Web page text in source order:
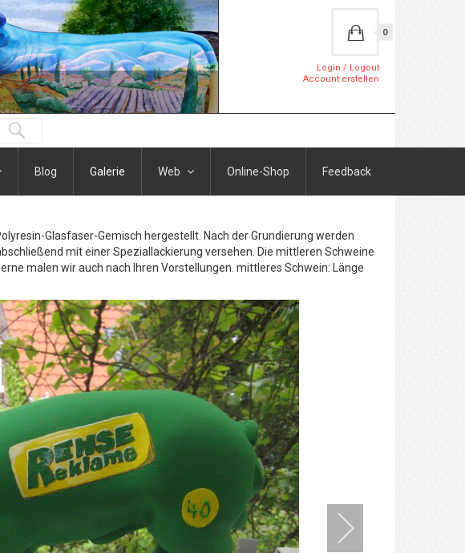
0
Login / Logout
Account erstellen
Blog Galerie Web Online-Shop Feedback
Glasfaser-Gemisch hergestellt. Nach der Grundierung werden
mit einer Speziallackierung versehen. Die mittleren Schweine
malen wir auch nach Ihren Vorstellungen. mittleres Schwein: Länge